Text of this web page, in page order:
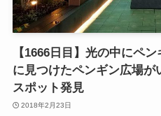
【1666日目】光の中にペ
に見つけたペンギン広場が
スポット発見
2018年2月23日